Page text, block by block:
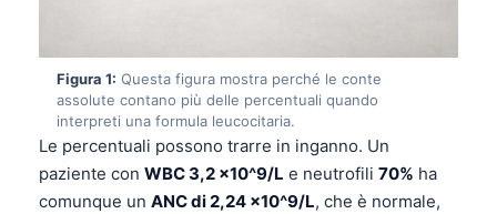
Figura 1: Questa figura mostra perché le conte
assolute contano più delle percentuali quando
interpreti una formula leucocitaria.
Le percentuali possono trarre in inganno. Un
paziente con WBC 3,2 x10^9/L e neutrofili 70% ha
comunque un ANC di 2,24 x10^9/L, che è normale,